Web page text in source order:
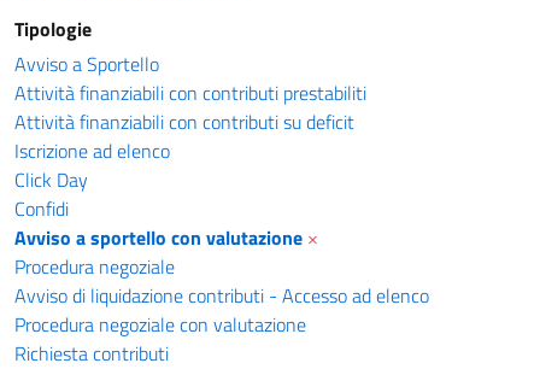
Tipologie
Avviso a Sportello
Attività finanziabili con contributi prestabiliti
Attività finanziabili con contributi su deficit
Iscrizione ad elenco
Click Day
Confidi
Avviso a sportello con valutazione ×
Procedura negoziale
Avviso di liquidazione contributi - Accesso ad elenco
Procedura negoziale con valutazione
Richiesta contributi